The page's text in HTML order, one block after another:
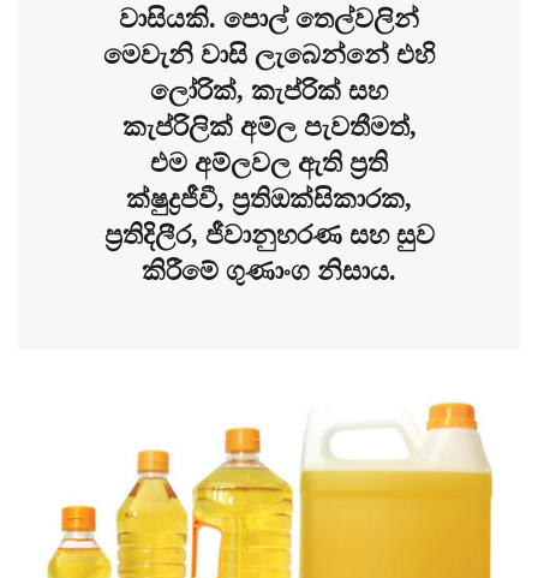
වාසියකි. පොල් තෙල්වලින්
මෙවැනි වාසි ලැබෙන්නේ එහි
ලෝරික්, කැප්රික් සහ
කැප්රිලික් අම්ල පැවතීමත්,
එම අම්ලවල ඇති ප්‍රති
ක්ෂුද්‍රජීවී, ප්‍රතිඔක්සිකාරක,
ප්‍රතිදිලීර, ජීවානුහරණ සහ සුව
කිරීමේ ගුණාංග නිසාය.